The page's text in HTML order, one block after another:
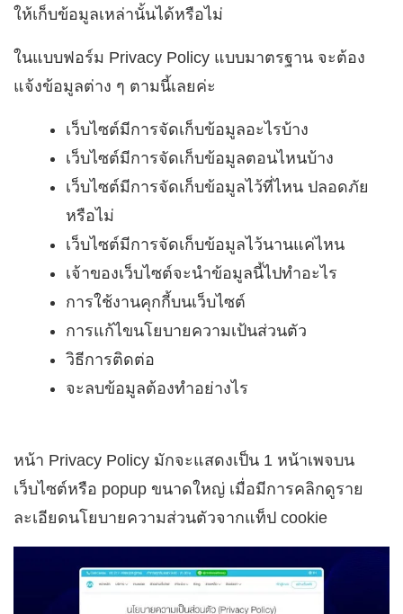
ให้เก็บข้อมูลเหล่านั้นได้หรือไม่
ในแบบฟอร์ม Privacy Policy แบบมาตรฐาน จะต้อง
แจ้งข้อมูลต่าง ๆ ตามนี้เลยค่ะ
เว็บไซต์มีการจัดเก็บข้อมูลอะไรบ้าง
เว็บไซต์มีการจัดเก็บข้อมูลตอนไหนบ้าง
เว็บไซต์มีการจัดเก็บข้อมูลไว้ที่ไหน ปลอดภัย
หรือไม่
เว็บไซต์มีการจัดเก็บข้อมูลไว้นานแค่ไหน
เจ้าของเว็บไซต์จะนำข้อมูลนี้ไปทำอะไร
การใช้งานคุกกี้บนเว็บไซต์
การแก้ไขนโยบายความเป้นส่วนตัว
วิธีการติดต่อ
จะลบข้อมูลต้องทำอย่างไร
หน้า Privacy Policy มักจะแสดงเป็น 1 หน้าเพจบน
เว็บไซต์หรือ popup ขนาดใหญ่ เมื่อมีการคลิกดูราย
ละเอียดนโยบายความส่วนตัวจากแท็ป cookie